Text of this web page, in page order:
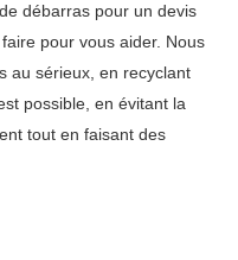
débarras pour un devis
pour vous aider. Nous
au sérieux, en recyclant
possible, en évitant la
tout en faisant des